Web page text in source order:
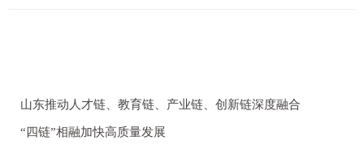
山东推动人才链、教育链、产业链、创新链深度融合
“四链”相融加快高质量发展